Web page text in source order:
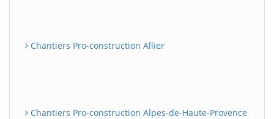
Chantiers Pro-construction Allier
Chantiers Pro-construction Alpes-de-Haute-Provence